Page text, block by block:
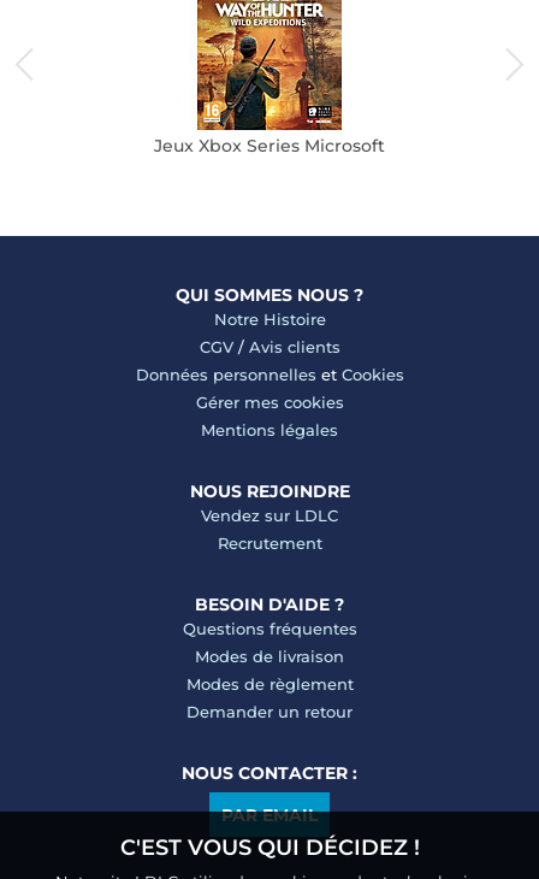
Jeux Xbox Series Microsoft
QUI SOMMES NOUS ?
Notre Histoire
CGV/ Avis clients
Données personnelles et Cookies
Gérer mes cookies
Mentions légales
NOUS REJOINDRE
Vendez sur LDLC
Recrutement
BESOIN D'AIDE ?
Questions fréquentes
Modes de livraison
Modes de règlement
Demander un retour
NOUS CONTACTER :
PAR EMAIL
C'EST VOUS QUI DÉCIDEZ !